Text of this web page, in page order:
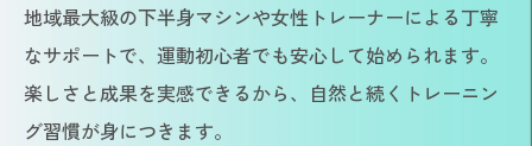
地域最大級の下半身マシンや女性トレーナーによる丁寧
なサポートで、運動初心者でも安心して始められます。
楽しさと成果を実感できるから、自然と続くトレーニン
グ習慣が身につきます。